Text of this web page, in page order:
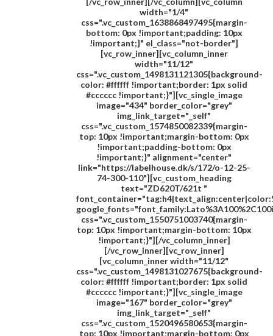
width="1/4"
css=".vc_custom_1638868497495{margin-
bottom: 0px !important;padding: 10px
!important;}" el_class="not-border"]
[vc_row_inner][vc_column_inner
width="11/12"
css=".vc_custom_1498131121305{background-
color: #ffffff !important;border: 1px solid
#cccccc !important;}"][vc_single_image
image="434" border_color="grey"
img_link_target="_self"
css=".vc_custom_1574850082339{margin-
top: 10px !important;margin-bottom: 0px
!important;padding-bottom: 0px
!important;}" alignment="center"
link="https://labelhouse.dk/s/172/o-12-25-
74-300-110"][vc_custom_heading
text="ZD620T/621t "
css=".vc_custom_1550751003740{margin-
top: 10px !important;margin-bottom: 10px
!important;}"][/vc_column_inner]
[/vc_row_inner][vc_row_inner]
[vc_column_inner width="11/12"
css=".vc_custom_1498131027675{background-
color: #ffffff !important;border: 1px solid
#cccccc !important;}"][vc_single_image
image="167" border_color="grey"
img_link_target="_self"
css=".vc_custom_1520496580653{margin-
top: 10px !important;margin-bottom: 0px